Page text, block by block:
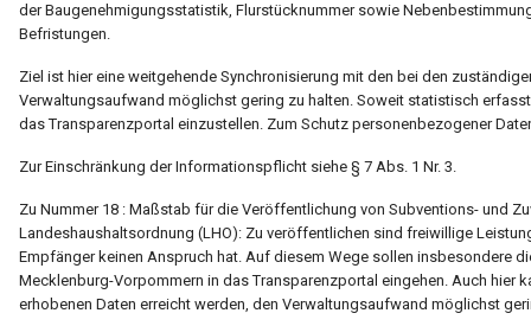
der Baugenehmigungsstatistik, Flurstücknummer sowie
Befristungen.
Ziel ist hier eine weitgehende Synchronisierung mit den bei den
Verwaltungsaufwand möglichst gering zu halten. Soweit statistisch
das Transparenzportal einzustellen. Zum Schutz personenbezogener
Zur Einschränkung der Informationspflicht siehe § 7 Abs. 1 Nr. 3.
Zu Nummer 18 : Maßstab für die Veröffentlichung von Subventions- und
Landeshaushaltsordnung (LHO): Zu veröffentlichen sind freiwillige
Empfänger keinen Anspruch hat. Auf diesem Wege sollen insbesondere
Mecklenburg-Vorpommern in das Transparenzportal eingehen. Auch hier
erhobenen Daten erreicht werden, den Verwaltungsaufwand möglichst